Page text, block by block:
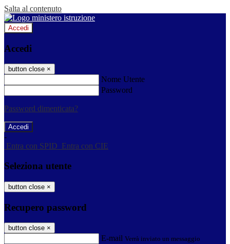
Salta al contenuto
Accedi
Accedi
button close ×
Nome Utente
Password
Password dimenticata?
-
Entra con SPID Entra con CIE
Seleziona utente
button close ×
Recupero password
button close ×
E-mail Verrà inviato un messaggio